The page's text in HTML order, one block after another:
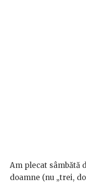
Am plecat sâmbătă
doamne (nu „trei,